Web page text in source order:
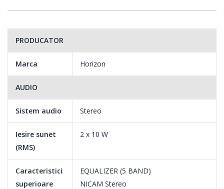
Traieste experienta cinematografica in fata televizorului 4K UHD
TV de la HORIZON, paseste dincolo de ecran si transforma
experienta vizuala intr-un spectacol de neuitat.
Exploreaza o lume inedita, unde continutul de calitate,
PRODUCATOR
Marca Horizon
AUDIO
Sistem audio Stereo
Iesire sunet
(RMS)
2 x 10 W
Caracteristici
superioare
EQUALIZER (5 BAND)
NICAM Stereo